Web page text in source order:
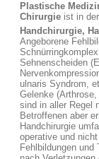
Plastische
Chirurgie ist in
Handchirurgie,
Angeborene
Sehnenscheiden
ulnaris Syndrom,
Gelenke
sind in aller Regel
Betroffenen aber
Handchirurgie
operative und
Fehlbildungen